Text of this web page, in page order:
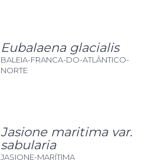
Eubalaena glacialis
BALEIA-FRANCA-DO-ATLÂNTICO-
NORTE
Jasione maritima var.
sabularia
JASIONE-MARÍTIMA